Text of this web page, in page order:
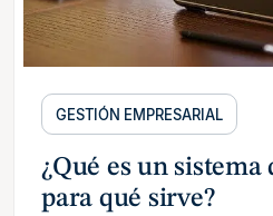
GESTIÓN EMPRESARIAL
¿Qué es un sistema
para qué sirve?